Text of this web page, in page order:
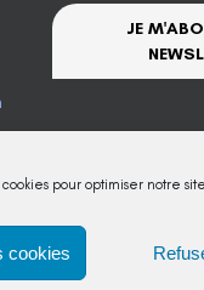
cookies pour optimiser notre
cookies
JE